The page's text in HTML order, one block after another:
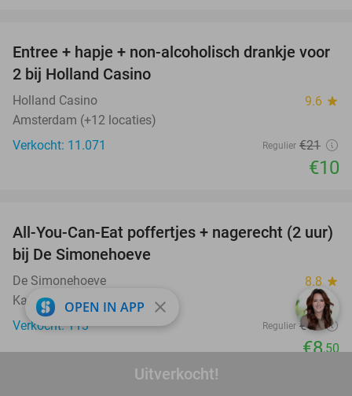
Uitverkocht!
52%
Entree + hapje + non-alcoholisch drankje voor
2 bij Holland Casino
Holland Casino 9.6 star
Amsterdam (+12 locaties)
Verkocht: 11.071
Regulier €21
€10
50%
All-You-Can-Eat poffertjes + nagerecht (2 uur)
bij De Simonehoeve
De Simonehoeve 8.8 star
Katwoude
Verkocht: 113
Regulier €17
€8,50
OPEN IN APP close